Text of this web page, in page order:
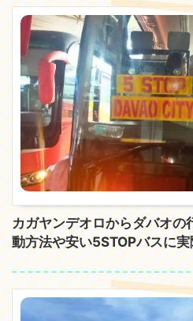
カガヤンデオロからダバオの
動方法や安い5STOPバスに